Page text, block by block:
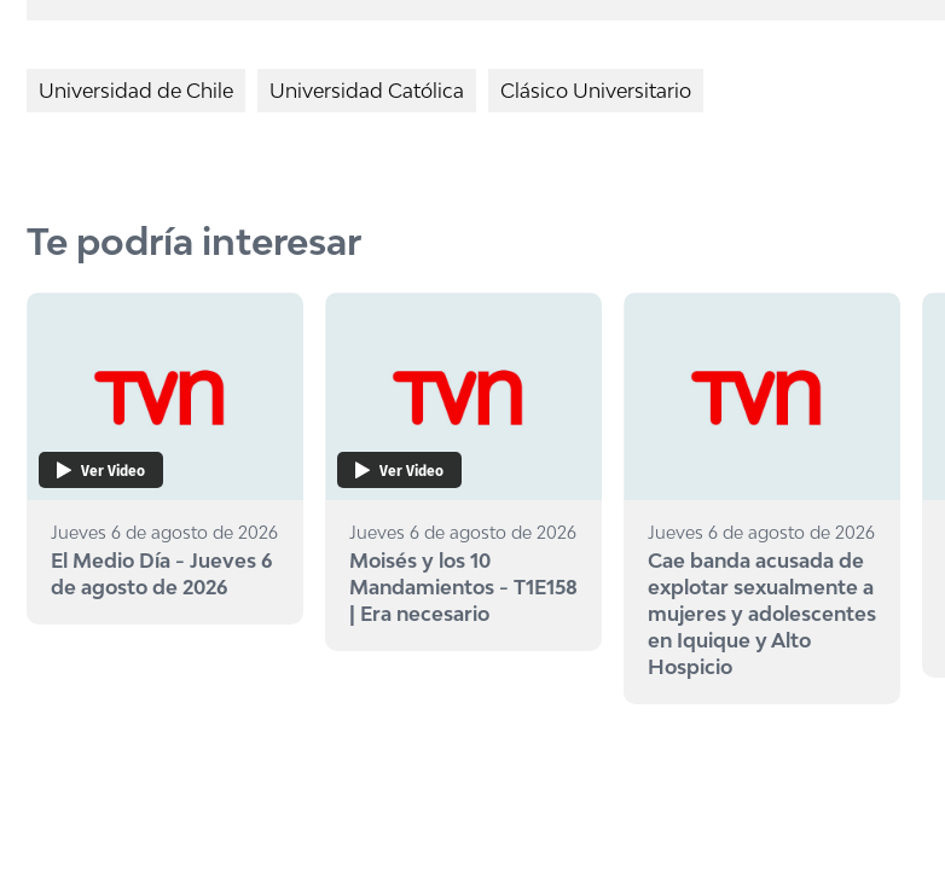
Universidad de Chile Universidad Católica Clásico Universitario
Te podría interesar
Ver Video
Jueves 6 de agosto de 2026
El Medio Día - Jueves 6
de agosto de 2026
Ver Video
Jueves 6 de agosto de 2026
Moisés y los 10
Mandamientos - T1E158
| Era necesario
Jueves 6 de agosto de 2026
Cae banda acusada de
explotar sexualmente a
mujeres y adolescentes
en Iquique y Alto
Hospicio